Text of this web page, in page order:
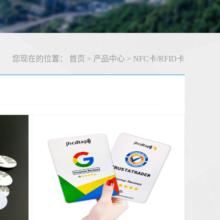
您现在的位置： 首页 > 产品中心 > NFC卡/RFID卡